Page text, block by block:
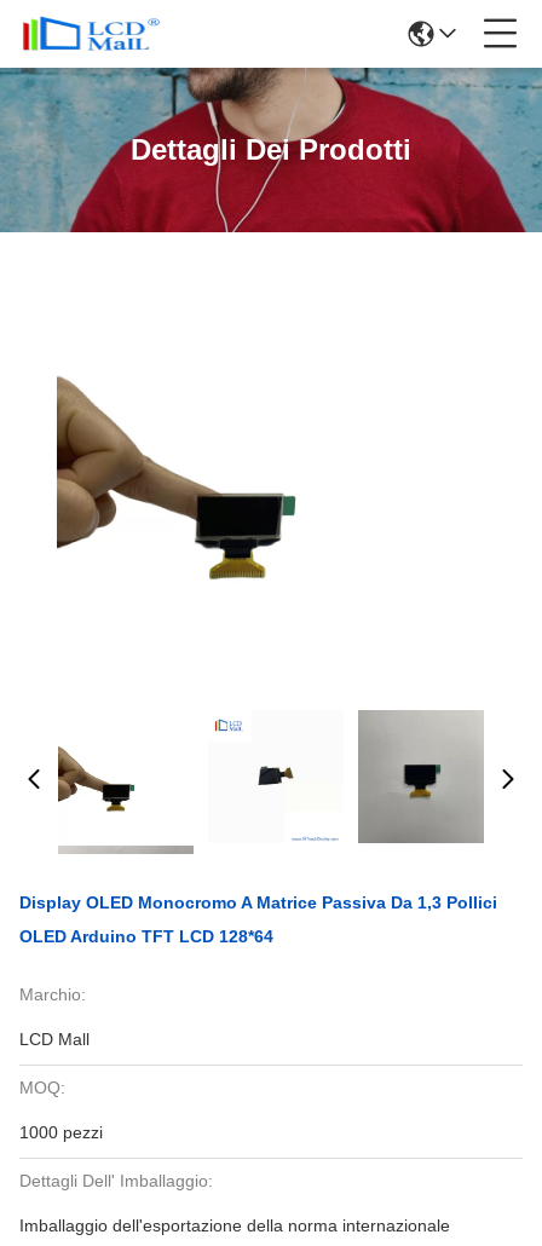
Dettagli Dei Prodotti
Display OLED Monocromo A Matrice Passiva Da 1,3 Pollici
OLED Arduino TFT LCD 128*64
Marchio:
LCD Mall
MOQ:
1000 pezzi
Dettagli Dell' Imballaggio:
Imballaggio dell'esportazione della norma internazionale